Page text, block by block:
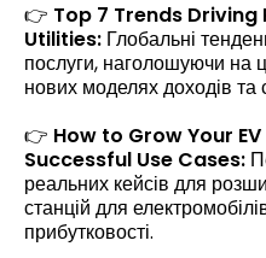
👉 Top 7 Trends Driving
Utilities: Глобальні
послуги, наголошуючи на
нових моделях доходів та
👉 How to Grow Your
Successful Use Cases:
реальних кейсів для
станцій для
прибутковості.